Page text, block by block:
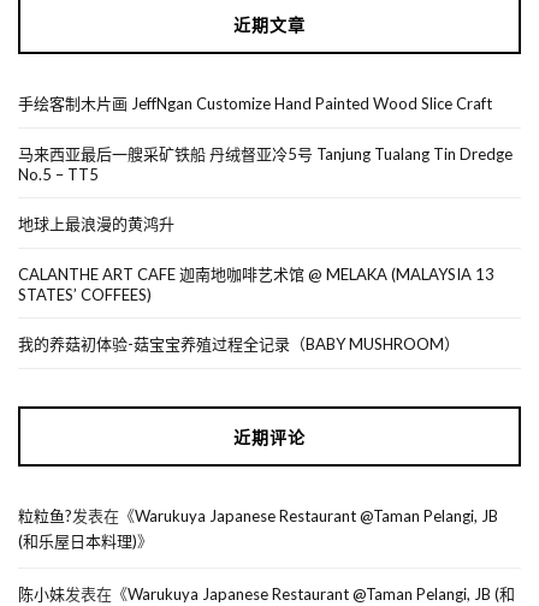
近期文章
手绘客制木片画 JeffNgan Customize Hand Painted Wood Slice Craft
马来西亚最后一艘采矿铁船 丹绒督亚冷5号 Tanjung Tualang Tin Dredge
No.5 – TT5
地球上最浪漫的黄鸿升
CALANTHE ART CAFE 迦南地咖啡艺术馆 @ MELAKA (MALAYSIA 13
STATES’ COFFEES)
我的养菇初体验-菇宝宝养殖过程全记录（BABY MUSHROOM）
近期评论
粒粒鱼?发表在《Warukuya Japanese Restaurant @Taman Pelangi, JB
(和乐屋日本料理)》
陈小妹发表在《Warukuya Japanese Restaurant @Taman Pelangi, JB (和